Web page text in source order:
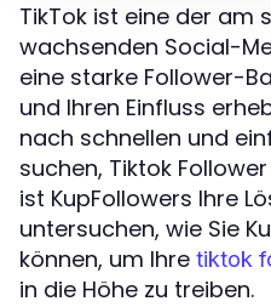
TikTok ist eine der am
wachsenden Social-
eine starke Follower-
und Ihren Einfluss
nach schnellen und
suchen, Tiktok
ist KupFollowers Ihre
untersuchen, wie Sie
können, um Ihre tiktok
in die Höhe zu treiben.